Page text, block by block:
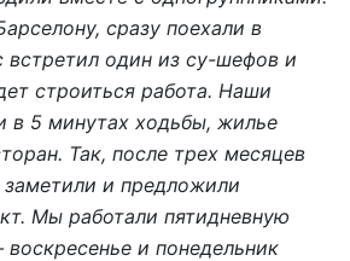
сразу поехали в
встретил один из су-шефов и
строиться работа. Наши
в 5 минутах ходьбы, жилье
Так, после трех месяцев
и предложили
Мы работали пятидневную
и понедельник